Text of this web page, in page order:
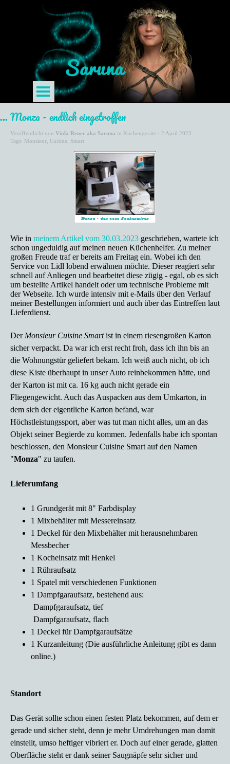
... Monza - endlich eingetroffen
Veröffentlicht von Viola Reuer aka Saruna in Küchengeräte · 2 April 2023
Tags: Monsieur Cuisine Smart
Wie in meinem Artikel vom 30.03.2023 geschrieben, wartete ich
schon ungeduldig auf meinen neuen Küchenhelfer. Zu meiner
großen Freude traf er bereits am Freitag ein. Wobei ich den
Service von Lidl lobend erwähnen möchte. Dieser reagiert sehr
schnell auf Anliegen und bearbeitet diese zügig - egal, ob es sich
um bestellte Artikel handelt oder um technische Probleme mit
der Webseite. Ich wurde intensiv mit e-Mails über den Verlauf
meiner Bestellungen informiert und auch über das Eintreffen laut
Lieferdienst.
Der Monsieur Cuisine Smartist in einem riesengroßen Karton
sicher verpackt. Da war ich erst recht froh, dass ich ihn bis an
die Wohnungstür geliefert bekam. Ich weiß auch nicht, ob ich
diese Kiste überhaupt in unser Auto reinbekommen hätte, und
der Karton ist mit ca. 16 kg auch nicht gerade ein
Fliegengewicht. Auch das Auspacken aus dem Umkarton, in
dem sich der eigentliche Karton befand, war
Höchstleistungssport, aber was tut man nicht alles, um an das
Objekt seiner Begierde zu kommen. Jedenfalls habe ich spontan
beschlossen, den Monsieur Cuisine Smart auf den Namen
"Monza" zu taufen.
Lieferumfang
1 Grundgerät mit 8" Farbdisplay
1 Mixbehälter mit Messereinsatz
1 Deckel für den Mixbehälter mit herausnehmbaren
Messbecher
1 Kocheinsatz mit Henkel
1 Rühraufsatz
1 Spatel mit verschiedenen Funktionen
1 Dampfgaraufsatz, bestehend aus:
Dampfgaraufsatz, tief
Dampfgaraufsatz, flach
1 Deckel für Dampfgaraufsätze
1 Kurzanleitung (Die ausführliche Anleitung gibt es dann
online.)
Standort
Das Gerät sollte schon einen festen Platz bekommen, auf dem er
gerade und sicher steht, denn je mehr Umdrehungen man damit
einstellt, umso heftiger vibriert er. Doch auf einer gerade, glatten
Oberfläche steht er dank seiner Saugnäpfe sehr sicher und